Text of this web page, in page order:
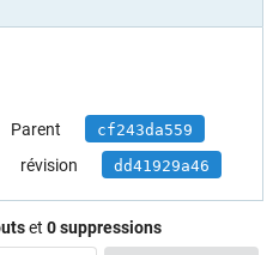
Parent cf243da559
révision dd41929a46
et 0 suppressions